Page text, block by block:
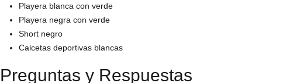
Playera blanca con verde
Playera negra con verde
Short negro
Calcetas deportivas blancas
Preguntas y Respuestas